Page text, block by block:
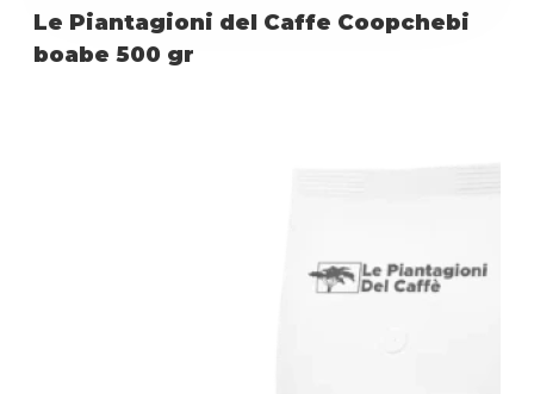
Le Piantagioni del Caffe Coopchebi
boabe 500 gr